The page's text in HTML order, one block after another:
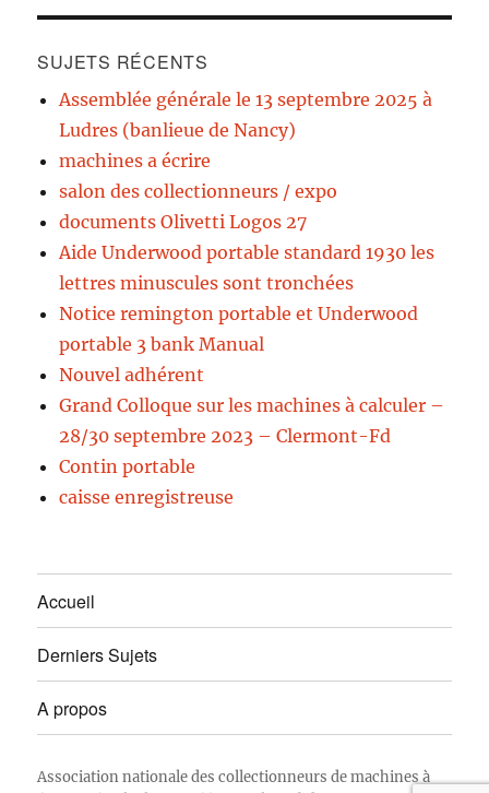
SUJETS RÉCENTS
Assemblée générale le 13 septembre 2025 à
Ludres (banlieue de Nancy)
machines a écrire
salon des collectionneurs / expo
documents Olivetti Logos 27
Aide Underwood portable standard 1930 les
lettres minuscules sont tronchées
Notice remington portable et Underwood
portable 3 bank Manual
Nouvel adhérent
Grand Colloque sur les machines à calculer –
28/30 septembre 2023 – Clermont-Fd
Contin portable
caisse enregistreuse
Accueil
Derniers Sujets
A propos
Association nationale des collectionneurs de machines à